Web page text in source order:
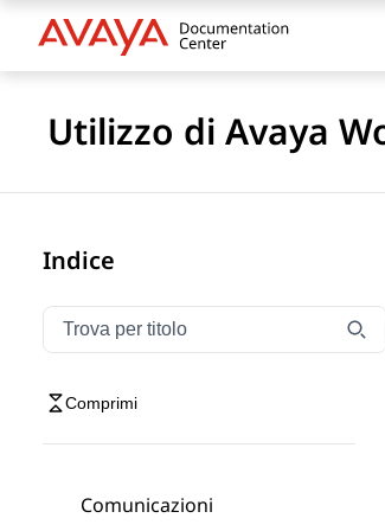
Utilizzo di Avaya
Indice
Filtra la navigazione per titolo
Digitare per filtrare gli elementi di
Comprimi
Comunicazioni